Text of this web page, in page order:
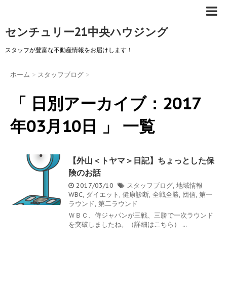
センチュリー21中央ハウジング
スタッフが豊富な不動産情報をお届けします！
ホーム > スタッフブログ >
「 日別アーカイブ：2017
年03月10日 」 一覧
【外山＜トヤマ＞日記】ちょっとした保
険のお話
2017/03/10 スタッフブログ, 地域情報
WBC, ダイエット , 健康診断, 全戦全勝, 団信, 第一
ラウンド, 第二ラウンド
ＷＢＣ、侍ジャパンが三戦、三勝で一次ラウンド
を突破しましたね。（詳細はこちら） ...